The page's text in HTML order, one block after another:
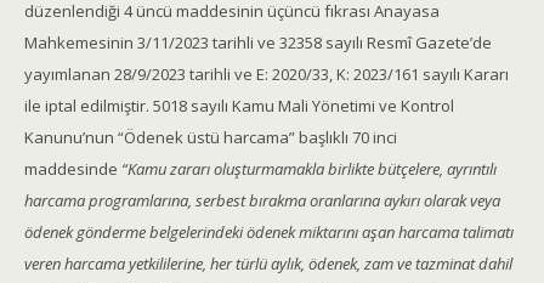
düzenlendiği 4 üncü maddesinin üçüncü fıkrası Anayasa
Mahkemesinin 3/11/2023 tarihli ve 32358 sayılı Resmî Gazete’de
yayımlanan 28/9/2023 tarihli ve E: 2020/33, K: 2023/161 sayılı Kararı
ile iptal edilmiştir. 5018 sayılı Kamu Mali Yönetimi ve Kontrol
Kanunu’nun “Ödenek üstü harcama” başlıklı 70 inci
maddesinde “Kamu zararı oluşturmamakla birlikte bütçelere, ayrıntılı
harcama programlarına, serbest bırakma oranlarına aykırı olarak veya
ödenek gönderme belgelerindeki ödenek miktarını aşan harcama talimatı
veren harcama yetkililerine, her türlü aylık, ödenek, zam ve tazminat dahil